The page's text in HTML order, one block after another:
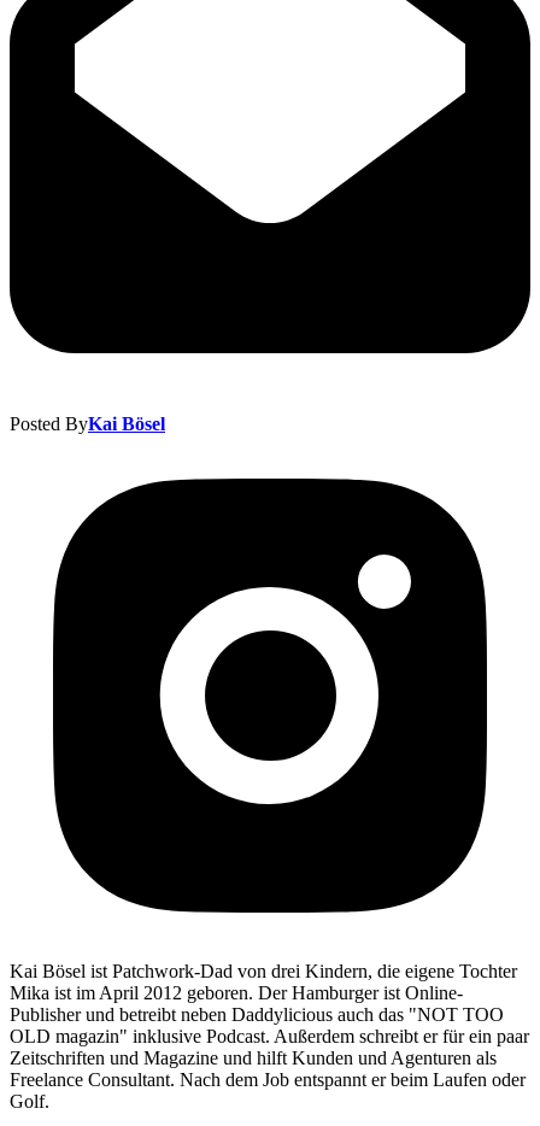
Posted ByKai Bösel
Kai Bösel ist Patchwork-Dad von drei Kindern, die eigene Tochter
Mika ist im April 2012 geboren. Der Hamburger ist Online-
Publisher und betreibt neben Daddylicious auch das "NOT TOO
OLD magazin" inklusive Podcast. Außerdem schreibt er für ein paar
Zeitschriften und Magazine und hilft Kunden und Agenturen als
Freelance Consultant. Nach dem Job entspannt er beim Laufen oder
Golf.